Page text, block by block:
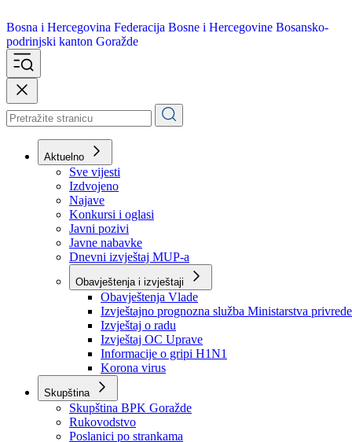
Bosna i Hercegovina
podrinjski kanton Goražde
Aktuelno
Sve vijesti
Izdvojeno
Najave
Konkursi i oglasi
Javni pozivi
Javne nabavke
Dnevni izvještaj MUP-a
Obavještenja i izvještaji
Obavještenja Vlade
Izvještajno prognozna služba Ministarstva privrede
Izvještaj o radu
Izvještaj OC Uprave
Informacije o gripi H1N1
Korona virus
Skupština